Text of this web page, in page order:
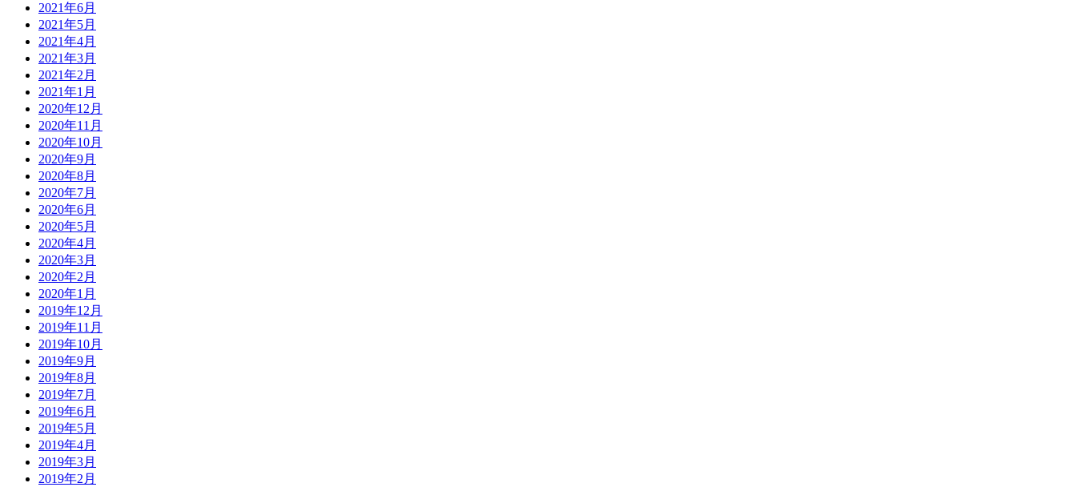
2021年6月
2021年5月
2021年4月
2021年3月
2021年2月
2021年1月
2020年12月
2020年11月
2020年10月
2020年9月
2020年8月
2020年7月
2020年6月
2020年5月
2020年4月
2020年3月
2020年2月
2020年1月
2019年12月
2019年11月
2019年10月
2019年9月
2019年8月
2019年7月
2019年6月
2019年5月
2019年4月
2019年3月
2019年2月